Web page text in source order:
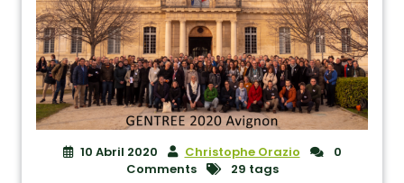
10 Abril 2020 Christophe Orazio
0
Comments
29 tags